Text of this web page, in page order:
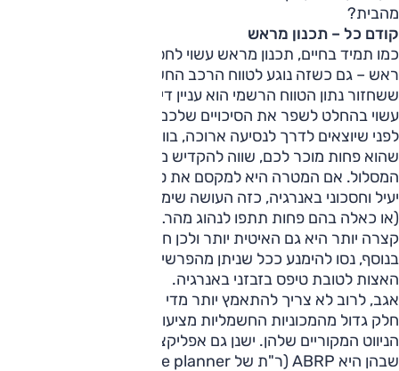
מהבית?
קודם כל – תכנון מראש
כמו תמיד בחיים, תכנון מראש עשוי לחסוך לכם לא מעט כאבי
ראש – גם כשזה נוגע לטווח הרכב החשמלי שלכם. זה לא סוד
ששחזור נתון הטווח הרשמי הוא עניין די נדיר, אולם תכנון נכון
עשוי בהחלט לשפר את הסיכויים שלכם להתקרב אליו.
לפני שיוצאים לדרך לנסיעה ארוכה, בוודאי אם מדובר במסלול
שהוא פחות מוכר לכם, שווה להקדיש מעט זמן בבית לתכנון
המסלול. אם המטרה היא למקסם את טווח הנסיעה חפשו מסלול
יעיל וחסכוני באנרגיה, כזה העושה שימוש בכבישים פחות מהירים
(או כאלה בהם פחות תתפו לנהוג מהר…) – לעיתים דווקא הדרך
קצרה יותר היא גם האיטית יותר ולכן חסכונית יותר באנרגיה.
בנוסף, נסו להימנע ככל שניתן מהפרשי גובה גדולים אשר יצריכו
האצות לטובת טיפס בזבזני באנרגיה.
אגב, לרוב לא צריך להתאמץ יותר מדי בשביל תכנון המסלול.
חלק גדול מהמכוניות החשמליות מציעות אפשרות שכזו במחשבי
הניווט המקוריים שלהן. ישנן גם אפליקציות חיצוניות – הבולטת